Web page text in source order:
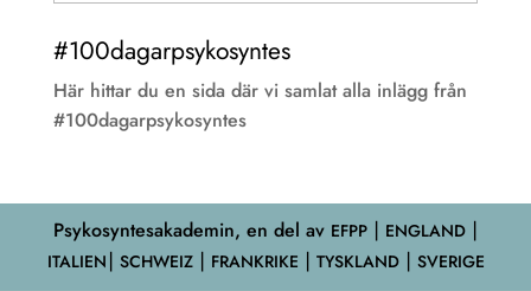
#100dagarpsykosyntes
Här hittar du en sida där vi samlat alla inlägg från
#100dagarpsykosyntes
Psykosyntesakademin, en del av EFPP⎮ ENGLAND ⎮
ITALIEN⎮ SCHWEIZ ⎮ FRANKRIKE ⎮ TYSKLAND ⎮ SVERIGE